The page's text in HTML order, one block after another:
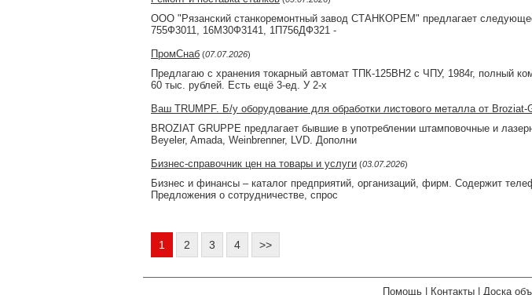
ООО "Рязанский станкоремонтный завод СТАНКОРЕМ" предлагает
755Ф3011, 16М30Ф3141, 1П756ДФ321 -
ПромСнаб (07.07.2026)
Предлагаю с хранения токарный автомат ТПК-125ВН2 с ЧПУ, 1984г, полный
60 тыс. рублей. Есть ещё 3-ед. У 2-х
Ваш TRUMPF. Б/у оборудование для обработки листового металла от Broziat-
BROZIAT GRUPPE предлагает бывшие в употреблении штамповочные и
Beyeler, Amada, Weinbrenner, LVD. Дополни
Бизнес-справочник цен на товары и услуги (03.07.2026)
Бизнес и финансы – каталог предприятий, организаций, фирм. Содержит
Предложения о сотрудничестве, спрос
1 2 3 4 >>
Помощь| Контакты| Доска